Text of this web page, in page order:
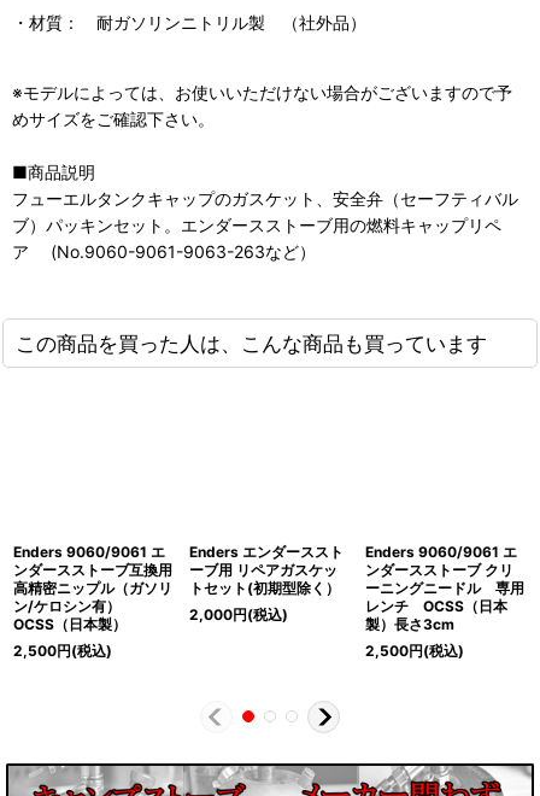
・材質： 耐ガソリンニトリル製 （社外品）
※モデルによっては、お使いいただけない場合がございますので予
めサイズをご確認下さい。
■商品説明
フューエルタンクキャップのガスケット、安全弁（セーフティバル
ブ）パッキンセット。エンダースストーブ用の燃料キャップリペ
ア (No.9060-9061-9063-263など）
この商品を買った人は、こんな商品も買っています
Enders 9060/9061 エ
ンダースストーブ互換用
高精密ニップル（ガソリ
ン/ケロシン有）
OCSS（日本製）
2,500円(税込)
Enders エンダーススト
ーブ用 リペアガスケッ
トセット(初期型除く）
2,000円(税込)
Enders 9060/9061 エ
ンダースストーブ クリ
ーニングニードル 専用
レンチ OCSS（日本
製）長さ3cm
2,500円(税込)